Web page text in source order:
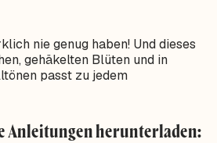
nie genug haben! Und dieses
gehäkelten Blüten und in
passt zu jedem
Anleitungen herunterladen: